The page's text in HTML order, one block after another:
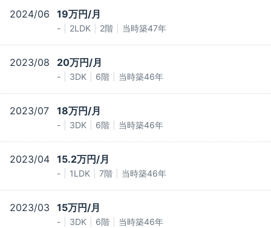
2024/06 19万円/月
- 2LDK 2階 当時築47年
2023/08 20万円/月
- 3DK 6階 当時築46年
2023/07 18万円/月
- 3DK 6階 当時築46年
2023/04 15.2万円/月
- 1LDK 7階 当時築46年
2023/03 15万円/月
- 3DK 6階 当時築46年